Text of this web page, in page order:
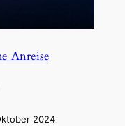
Anreise
2024